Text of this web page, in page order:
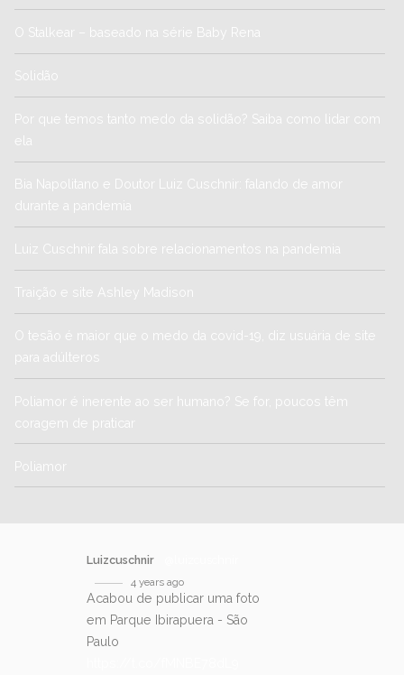
O Stalkear – baseado na série Baby Rena
Solidão
Por que temos tanto medo da solidão? Saiba como lidar com
ela
Bia Napolitano e Doutor Luiz Cuschnir: falando de amor
durante a pandemia
Luiz Cuschnir fala sobre relacionamentos na pandemia
Traição e site Ashley Madison
O tesão é maior que o medo da covid-19, diz usuária de site
para adúlteros
Poliamor é inerente ao ser humano? Se for, poucos têm
coragem de praticar
Poliamor
Luizcuschnir
4 years ago
Acabou de publicar uma foto
em Parque Ibirapuera - São
Paulo